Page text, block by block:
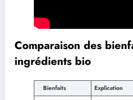
Comparaison des
ingrédients bio
Bienfaits Explication